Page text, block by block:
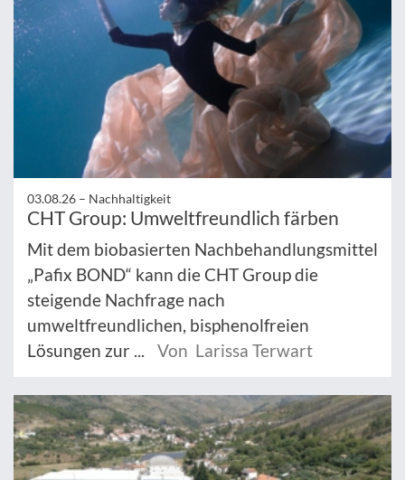
03.08.26 – Nachhaltigkeit
CHT Group: Umweltfreundlich färben
Mit dem biobasierten Nachbehandlungsmittel
„Pafix BOND“ kann die CHT Group die
steigende Nachfrage nach
umweltfreundlichen, bisphenolfreien
Lösungen zur ...
Von Larissa Terwart